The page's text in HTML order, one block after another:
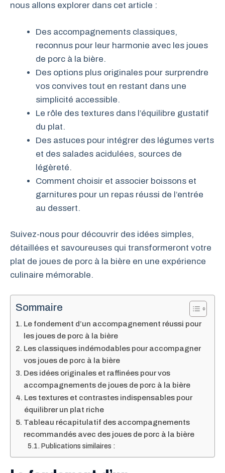
nous allons explorer dans cet article :
Des accompagnements classiques,
reconnus pour leur harmonie avec les joues
de porc à la bière.
Des options plus originales pour surprendre
vos convives tout en restant dans une
simplicité accessible.
Le rôle des textures dans l’équilibre gustatif
du plat.
Des astuces pour intégrer des légumes verts
et des salades acidulées, sources de
légèreté.
Comment choisir et associer boissons et
garnitures pour un repas réussi de l’entrée
au dessert.
Suivez-nous pour découvrir des idées simples,
détaillées et savoureuses qui transformeront votre
plat de joues de porc à la bière en une expérience
culinaire mémorable.
Sommaire
Le fondement d’un accompagnement réussi pour
les joues de porc à la bière
Les classiques indémodables pour accompagner
vos joues de porc à la bière
Des idées originales et raffinées pour vos
accompagnements de joues de porc à la bière
Les textures et contrastes indispensables pour
équilibrer un plat riche
Tableau récapitulatif des accompagnements
recommandés avec des joues de porc à la bière
Publications similaires :